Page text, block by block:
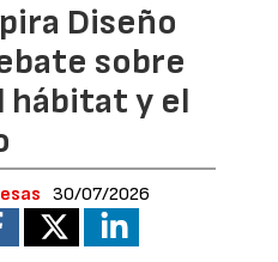
Diseño
sobre
hábitat y el
30/07/2026